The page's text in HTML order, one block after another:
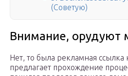
(Советую)
Внимание, орудуют
Нет, то была рекламная ссылка
предлагает прохождение